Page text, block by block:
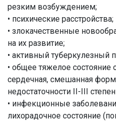
резким возбуждением;
• психические расстройства;
• злокачественные
на их развитие;
• активный туберкулезный
• общее тяжелое состояние
сердечная, смешанная
недостаточности II-III
• инфекционные
лихорадочное состояние